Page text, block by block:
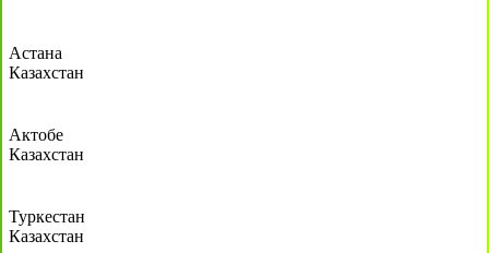
Астана
Казахстан
Актобе
Казахстан
Туркестан
Казахстан